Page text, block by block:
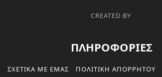
CREATED BY
ΠΛΗΡΟΦΟΡΙΕΣ
ΣΧΕΤΙΚΑ ΜΕ ΕΜΑΣ ΠΟΛΙΤΙΚΗ ΑΠΟΡΡΗΤΟΥ